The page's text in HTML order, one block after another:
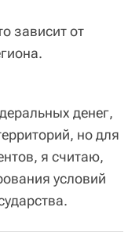
зависит от
денег,
но для
я считаю,
условий